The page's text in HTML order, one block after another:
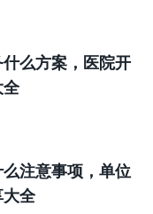
么方案，医院开
全
注意事项，单位
大全